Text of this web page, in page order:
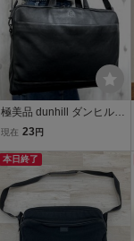
極美品 dunhill ダンヒル
ビジネスバッグ ショルダ
ナイロンキャンバス 黒 A4
収納可 2WAY メンズ 103
704Y
現在 23 円
本日終了